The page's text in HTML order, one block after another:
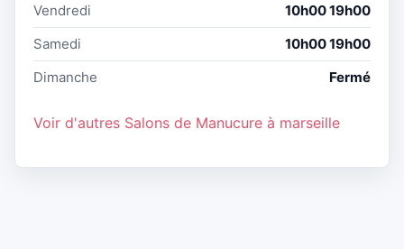
Vendredi
10h00 19h00
Samedi
10h00 19h00
Dimanche
Fermé
Voir d'autres Salons de Manucure à marseille